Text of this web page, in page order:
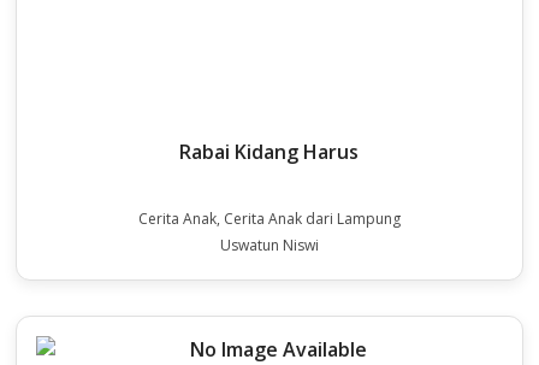
Rabai Kidang Harus
Cerita Anak, Cerita Anak dari Lampung
Uswatun Niswi